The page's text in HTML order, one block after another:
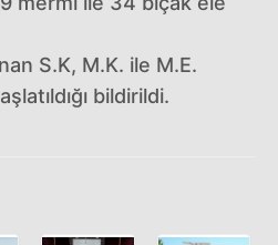
S.K, M.K. ile M.E.
bildirildi.